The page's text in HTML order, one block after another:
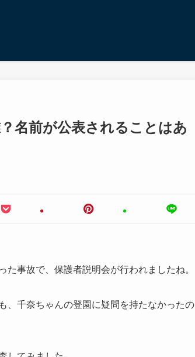
名前が公表されることはあ
事故で、保護者説明会が行われましたね。
、千奈ちゃんの登園に疑問を持たなかったの